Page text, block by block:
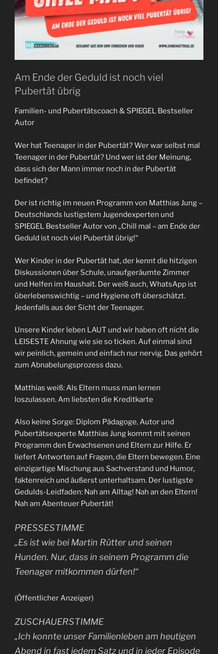
Am Ende der Geduld ist noch viel
Pubertät übrig
Familien- und Pubertätscoach & SPIEGEL Bestseller
Autor
Wer hat Teenager in der Pubertät? Wer war selbst mal
Teenager in der Pubertät? Und wer ist der Meinung,
dass sich der Mann immer noch in der Pubertät
befindet?
Der ist richtig im neuen Programm von Matthias Jung –
Deutschlands lustigstem Jugendexperten und
SPIEGEL Bestseller Autor von „Chill mal – am Ende der
Geduld ist noch viel Pubertät übrig!“
Wer Kinder in der Pubertät hat, der kennt die hitzigen
Diskussionen über Schule, unaufgeräumte Zimmer
und Helfen im Haushalt. Der weiß auch, WhatsApp ist
überlebenswichtig – und Hygiene oft überschätzt.
Jedenfalls aus der Sicht der Teenager.
Unsere Kinder leben LAUT und wir haben oft nicht die
LEISESTE Ahnung wie sie so ticken. Auf einmal sind
wir peinlich, gemein und einfach nur nervig. Das gehört
zum Abnabelungsprozess dazu.
Matthias weiß: Als Eltern muss man lernen
loszulassen. Am liebsten die Kreditkarte
Also keine Sorge: Diplom Pädagoge, Autor und
Pubertätsexperte Matthias Jung kommt mit seinen
Programm den Erwachsenen und Eltern zur Hilfe. Er
liefert Antworten auf Fragen, die Eltern bewegen. Eine
einzigartige Mischung aus Sachverstand und Humor,
faktenreich und äußerst unterhaltsam. Der lustigste
Gedulds-Leidfaden: Nah am Alltag! Nah an den Eltern!
Nah am Abenteuer Pubertät!
PRESSESTIMME
„Es ist wie bei Martin Rütter und seinen
Hunden. Nur, dass in seinem Programm die
Teenager mitkommen dürfen!“
(Öffentlicher Anzeiger)
ZUSCHAUERSTIMME
„Ich konnte unser Familienleben am heutigen
Abend in fast jedem Satz und in jeder Episode